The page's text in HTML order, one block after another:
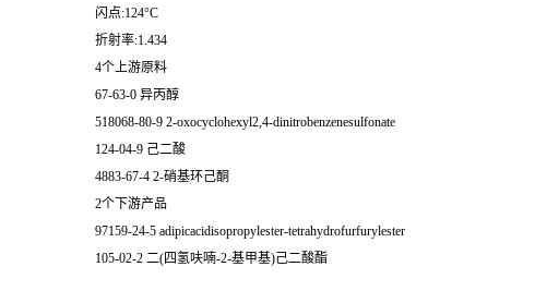
闪点:124°C
折射率:1.434
4个上游原料
67-63-0 异丙醇
518068-80-9 2-oxocyclohexyl2,4-dinitrobenzenesulfonate
124-04-9 己二酸
4883-67-4 2-硝基环己酮
2个下游产品
97159-24-5 adipicacidisopropylester-tetrahydrofurfurylester
105-02-2 二(四氢呋喃-2-基甲基)己二酸酯